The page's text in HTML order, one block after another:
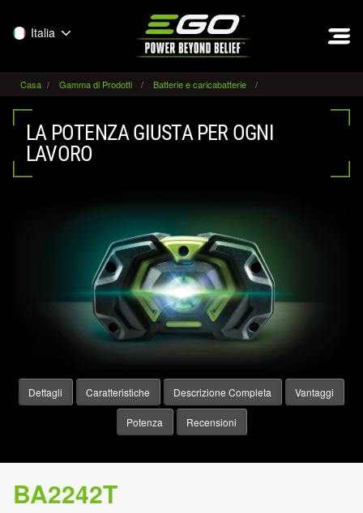
Italia
Casa Gamma di Prodotti Batterie e caricabatterie
LA POTENZA GIUSTA PER OGNI
LAVORO
Dettagli Caratteristiche Descrizione Completa Vantaggi
Potenza Recensioni
BA2242T